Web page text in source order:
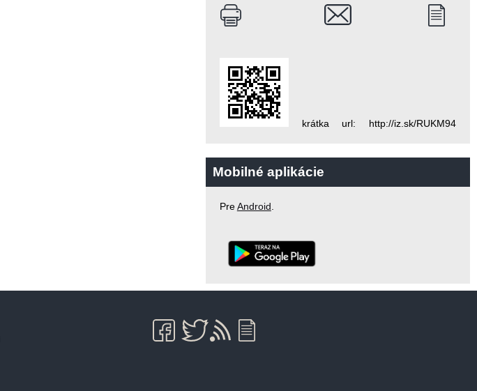
krátka url: http://iz.sk/RUKM94
Mobilné aplikácie
PreAndroid